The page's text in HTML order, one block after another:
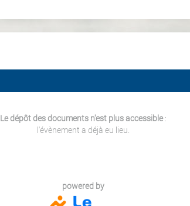
Le dépôt des documents n'est plus accessible:
l'évènement a déjà eu lieu.
powered by